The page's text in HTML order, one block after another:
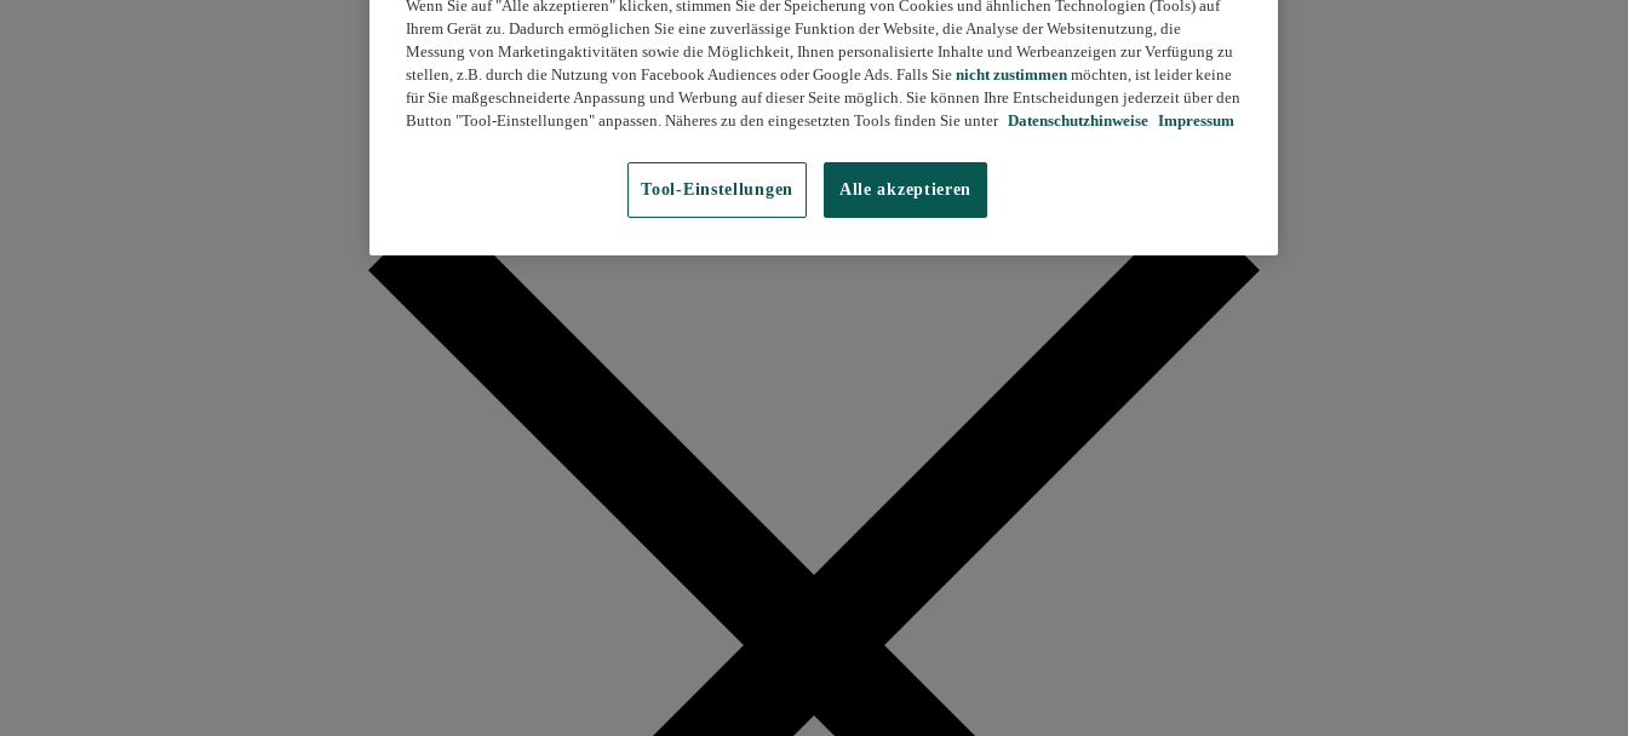
Wenn Sie auf "Alle akzeptieren" klicken, stimmen Sie der Speicherung von Cookies und ähnlichen Technologien (Tools) auf
Ihrem Gerät zu. Dadurch ermöglichen Sie eine zuverlässige Funktion der Website, die Analyse der Websitenutzung, die
Messung von Marketingaktivitäten sowie die Möglichkeit, Ihnen personalisierte Inhalte und Werbeanzeigen zur Verfügung zu
stellen, z.B. durch die Nutzung von Facebook Audiences oder Google Ads. Falls Sie nicht zustimmen möchten, ist leider keine
für Sie maßgeschneiderte Anpassung und Werbung auf dieser Seite möglich. Sie können Ihre Entscheidungen jederzeit über den
Button "Tool-Einstellungen" anpassen. Näheres zu den eingesetzten Tools finden Sie unter Datenschutzhinweise Impressum
Tool-Einstellungen Alle akzeptieren